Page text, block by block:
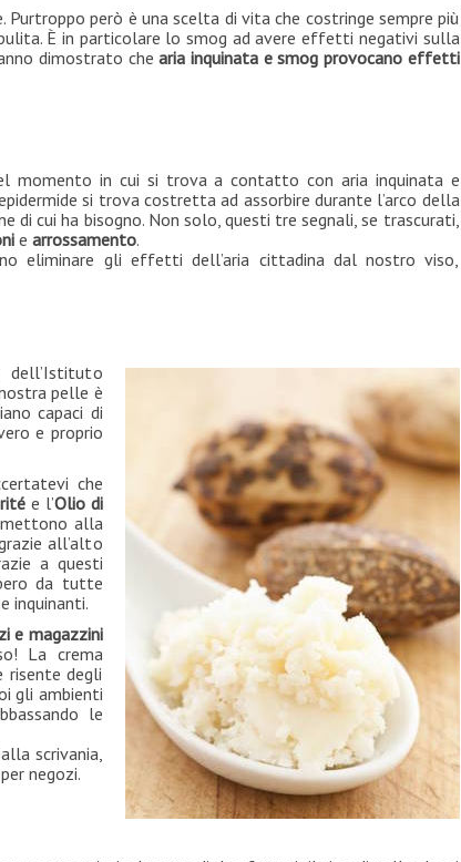
però è una scelta di vita che costringe sempre più
È in particolare lo smog ad avere effetti negativi sulla
dimostrato chearia inquinata e smog provocano effetti
momento in cui si trova a contatto con aria inquinata e
si trova costretta ad assorbire durante l’arco della
di cui ha bisogno. Non solo, questi tre segnali, se trascurati,
e arrossamento.
eliminare gli effetti dell’aria cittadina dal nostro viso,
pelle è
capaci di
e proprio
che
e l’Olio di
alla
all’alto
a questi
da tutte
inquinanti.
e magazzini
La crema
risente degli
gli ambienti
le
scrivania,
negozi.